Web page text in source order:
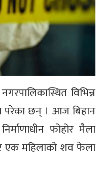
विभिन्न
छन् । आज बिहान
फोहोर मैला
एक महिलाको शव फेला